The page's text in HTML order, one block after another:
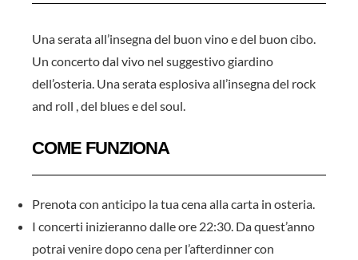
Una serata all’insegna del buon vino e del buon cibo.
Un concerto dal vivo nel suggestivo giardino
dell’osteria. Una serata esplosiva all’insegna del rock
and roll , del blues e del soul.
COME FUNZIONA
Prenota con anticipo la tua cena alla carta in osteria.
I concerti inizieranno dalle ore 22:30. Da quest’anno
potrai venire dopo cena per l’afterdinner con